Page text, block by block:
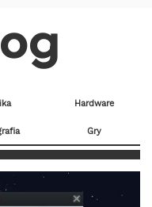
Hardware
Gry